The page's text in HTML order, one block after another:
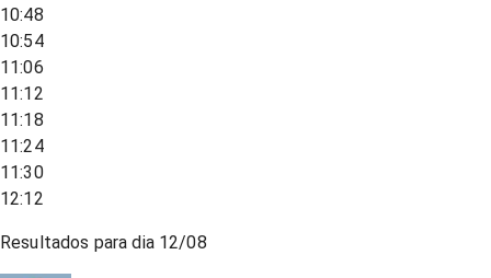
10:48
10:54
11:06
11:12
11:18
11:24
11:30
12:12
Resultados para dia 12/08